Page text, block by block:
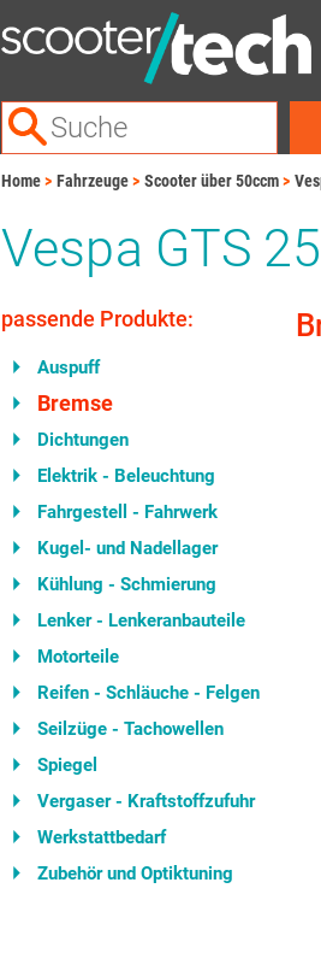
Home Fahrzeuge Scooter über 50ccm
Vespa GTS
passende Produkte:
Auspuff
Bremse
Dichtungen
Elektrik - Beleuchtung
Fahrgestell - Fahrwerk
Kugel- und Nadellager
Kühlung - Schmierung
Lenker - Lenkeranbauteile
Motorteile
Reifen - Schläuche - Felgen
Seilzüge - Tachowellen
Spiegel
Vergaser - Kraftstoffzufuhr
Werkstattbedarf
Zubehör und Optiktuning